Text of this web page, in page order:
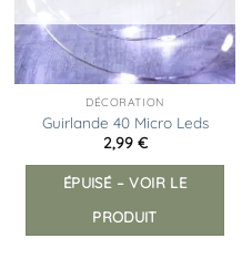
DÉCORATION
Guirlande 40 Micro Leds
2,99 €
ÉPUISÉ – VOIR LE
PRODUIT